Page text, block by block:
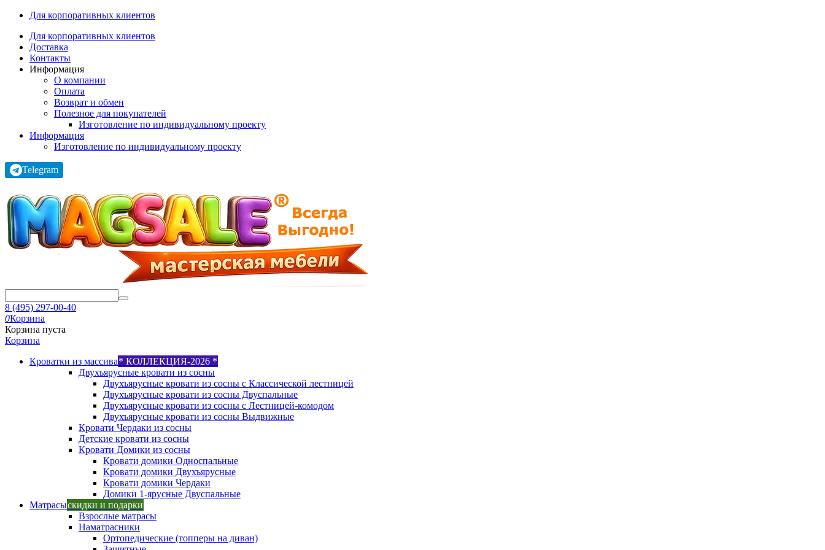
Для корпоративных клиентов
Для корпоративных клиентов
Доставка
Контакты
Информация
О компании
Оплата
Возврат и обмен
Полезное для покупателей
Изготовление по индивидуальному проекту
Информация
Изготовление по индивидуальному проекту
Telegram
8 (495) 297-00-40
0Корзина
Корзина пуста
Корзина
Кроватки из массива* КОЛЛЕКЦИЯ-2026 *
Двухъярусные кровати из сосны
Двухъярусные кровати из сосны с Классической лестницей
Двухъярусные кровати из сосны Двуспальные
Двухъярусные кровати из сосны с Лестницей-комодом
Двухъярусные кровати из сосны Выдвижные
Кровати Чердаки из сосны
Детские кровати из сосны
Кровати Домики из сосны
Кровати домики Односпальные
Кровати домики Двухъярусные
Кровати домики Чердаки
Домики 1-ярусные Двуспальные
Матрасыскидки и подарки
Взрослые матрасы
Наматрасники
Ортопедические (топперы на диван)